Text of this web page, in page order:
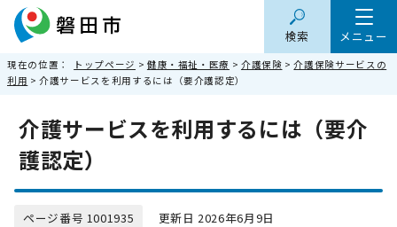
メニュー
検索
現在の位置： トップページ > 健康・福祉・医療 > 介護保険 >介護保険サービスの
利用 > 介護サービスを利用するには（要介護認定）
介護サービスを利用するには（要介
護認定）
ページ番号 1001935 更新日 2026年6月9日